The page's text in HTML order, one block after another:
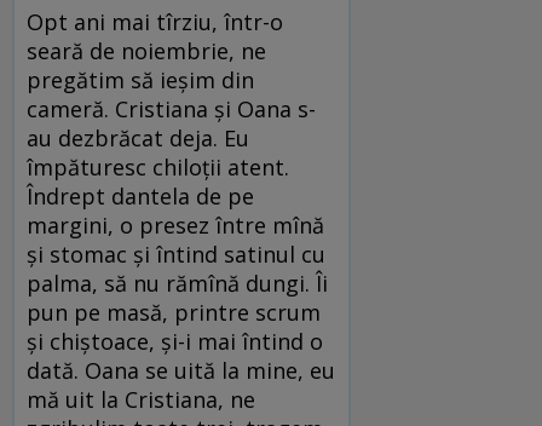
Opt ani mai tîrziu, într-o
seară de noiembrie, ne
pregătim să ieșim din
cameră. Cristiana și Oana s-
au dezbrăcat deja. Eu
împăturesc chiloții atent.
Îndrept dantela de pe
margini, o presez între mînă
și stomac și întind satinul cu
palma, să nu rămînă dungi. Îi
pun pe masă, printre scrum
și chiștoace, și-i mai întind o
dată. Oana se uită la mine, eu
mă uit la Cristiana, ne